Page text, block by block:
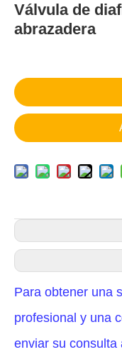
Válvula de
abrazadera
Para obtener una
profesional y una
enviar su consulta